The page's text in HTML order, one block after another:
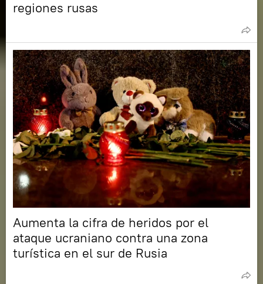
regiones rusas
Aumenta la cifra de heridos por el
ataque ucraniano contra una zona
turística en el sur de Rusia